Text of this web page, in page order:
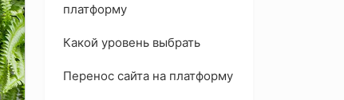
платформу
Какой уровень выбрать
Перенос сайта на платформу